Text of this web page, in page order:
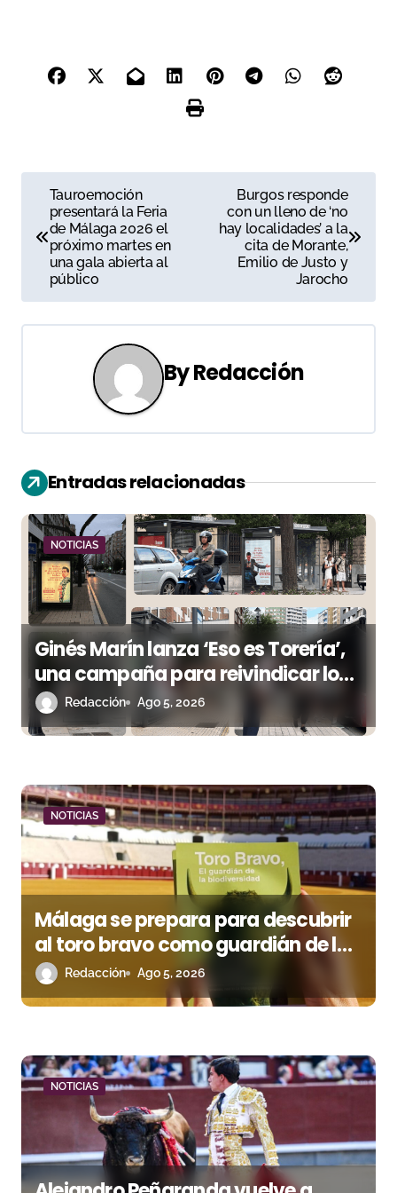
a
e
g
i
ó
n
d
e
e
n
r
d
a
s
Tauroemoción
presentará la Feria
de Málaga 2026 el
próximo martes en
una gala abierta al
público
Burgos responde
con un lleno de ‘no
hay localidades’ a la
cita de Morante,
Emilio de Justo y
Jarocho
ByRedacción
Entradas relacionadas
NOTICIAS
Ginés Marín lanza ‘Eso es Torería’,
una campaña para reivindicar los
valores del toreo más allá del ruedo
Redacción Ago 5, 2026
NOTICIAS
Málaga se prepara para descubrir
al toro bravo como guardián de la
biodiversidad
Redacción Ago 5, 2026
NOTICIAS